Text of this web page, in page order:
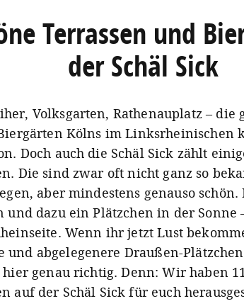
Terrassen und
der Schäl Sick
Volksgarten, Rathenauplatz – die
Kölns im Linksrheinischen
Doch auch die Schäl Sick zählt
Die sind zwar oft nicht ganz so
aber mindestens genauso schön.
und dazu ein Plätzchen in der Sonne
Wenn ihr jetzt Lust
und abgelegenere Draußen-
genau richtig. Denn: Wir haben
auf der Schäl Sick für euch